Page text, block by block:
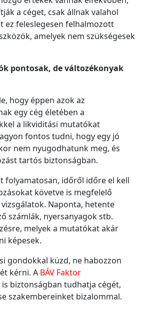
a céget, csak állnak valahol
ez feleslegesen felhalmozott
amelyek nem szükségesek
pontosak, de változékonyak
hogy éppen azok az
egy cég életében a
a likviditási mutatókat
fontos tudni, hogy egy jó
nem nyugodhatunk meg, és
tartós biztonságban.
folyamatosan, időről időre el kell
követve is megfelelő
Naponta, hetente
számlák, nyersanyagok stb.
melyek a mutatókat akár
képesek.
gondokkal küzd, ne habozzon
kérni. A BÁV Faktor
is biztonságban tudhatja cégét,
szakembereinket bizalommal.